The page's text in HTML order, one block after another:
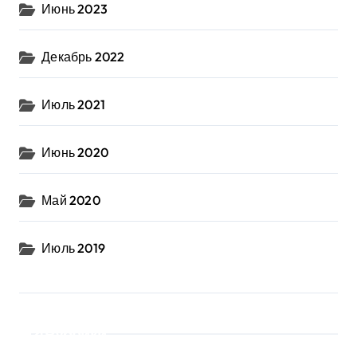
Июнь 2023
Декабрь 2022
Июль 2021
Июнь 2020
Май 2020
Июль 2019